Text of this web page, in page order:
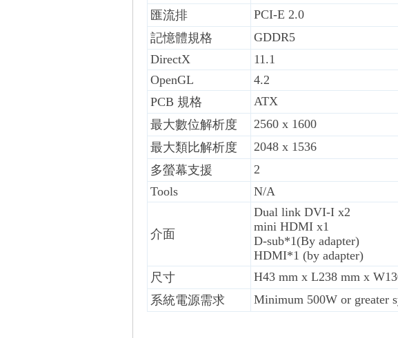
匯流排
PCI-E 2.0
記憶體規格
GDDR5
DirectX
11.1
OpenGL
4.2
PCB 規格
ATX
最大數位解析度
2560 x 1600
最大類比解析度
2048 x 1536
多螢幕支援
2
Tools
N/A
介面
Dual link DVI-I x2
mini HDMI x1
D-sub*1(By adapter)
HDMI*1 (by adapter)
尺寸
H43 mm x L238 mm x
系統電源需求
Minimum 500W or greater